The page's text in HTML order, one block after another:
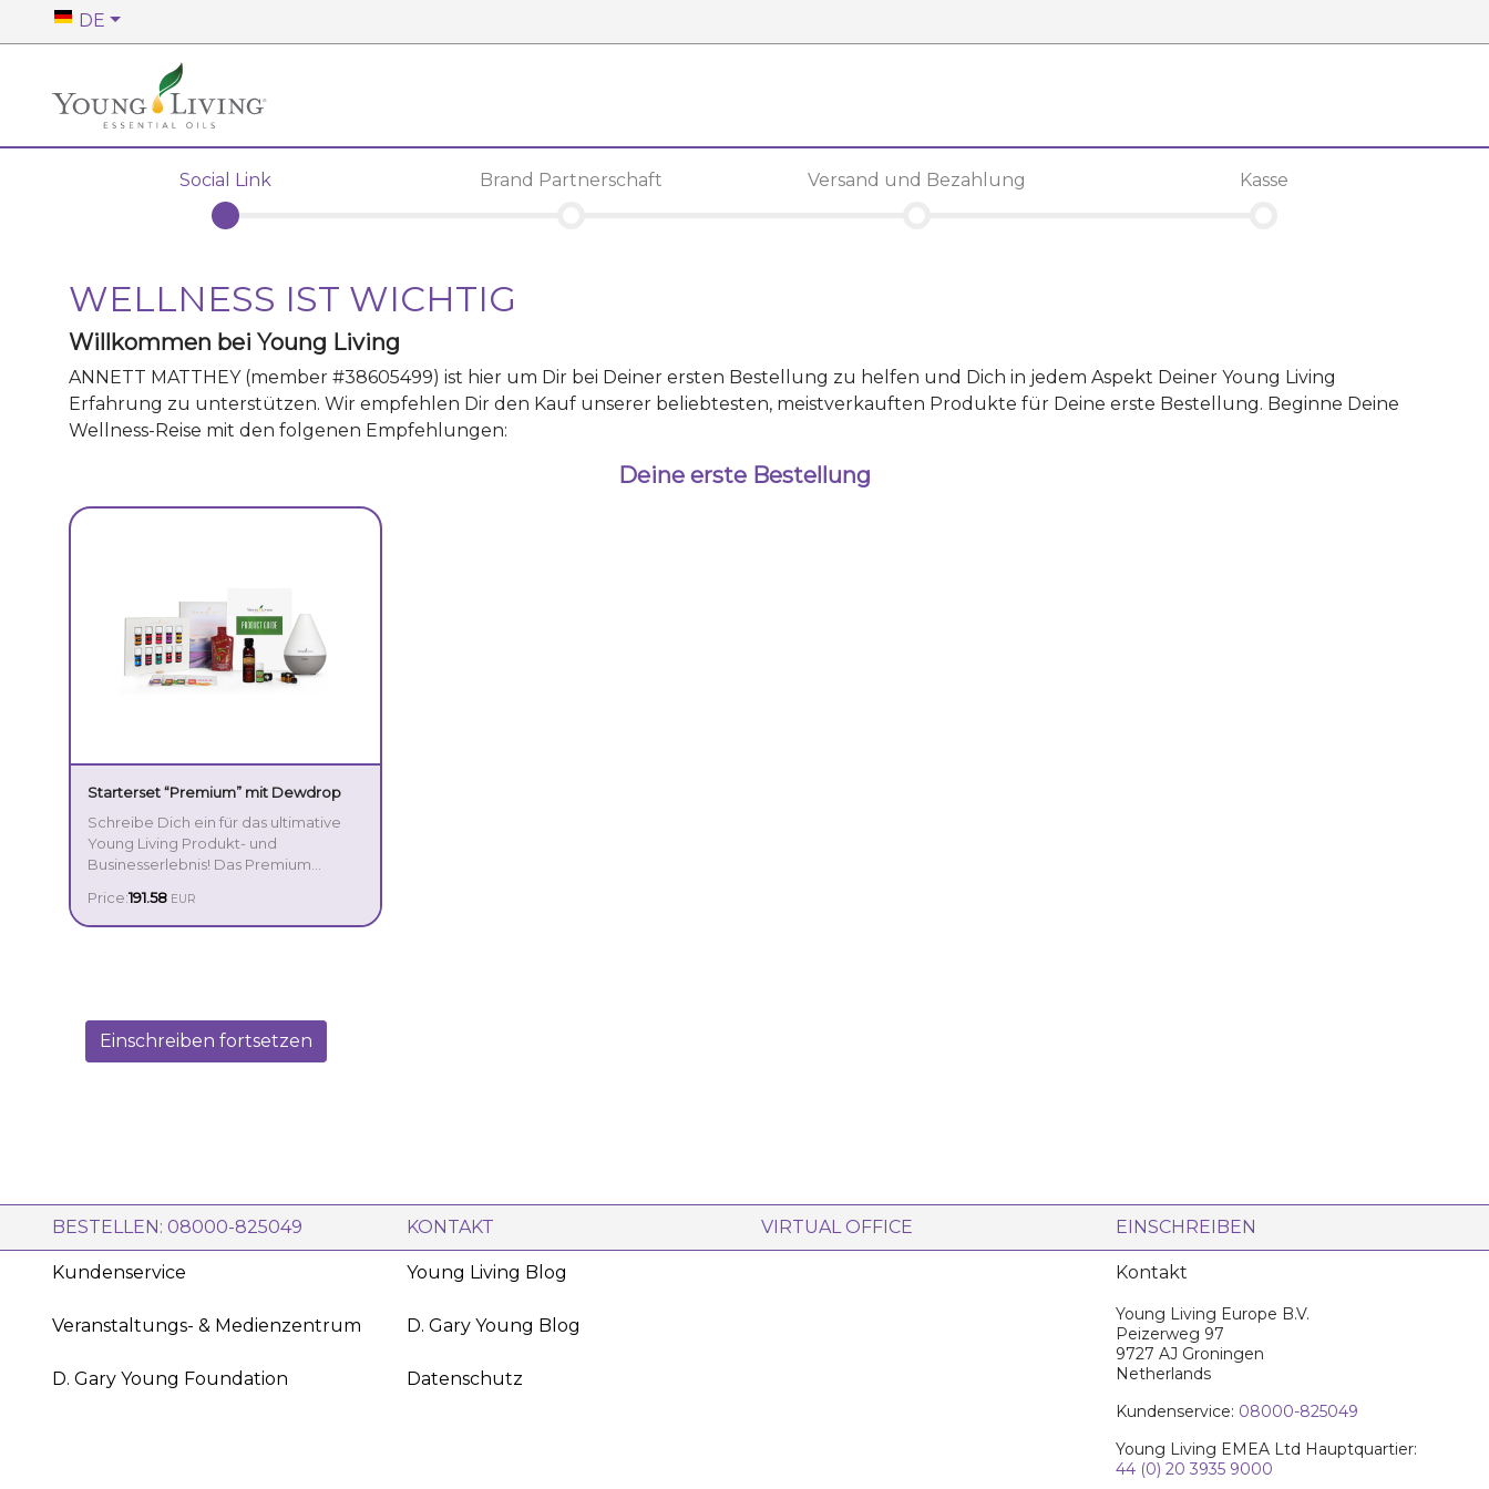
DE
Social Link Brand Partnerschaft Versand und Bezahlung Kasse
WELLNESS IST WICHTIG
Willkommen bei Young Living
ANNETT MATTHEY(member #38605499) ist hier um Dir bei Deiner ersten Bestellung zu helfen und Dich in jedem Aspekt Deiner Young Living
Erfahrung zu unterstützen. Wir empfehlen Dir den Kauf unserer beliebtesten, meistverkauften Produkte für Deine erste Bestellung. Beginne Deine
Wellness-Reise mit den folgenen Empfehlungen:
Deine erste Bestellung
Starterset “Premium” mit Dewdrop
Schreibe Dich ein für das ultimative
Young Living Produkt- und
Businesserlebnis! Das Premium
intuitive Einführung in die Welt der
ätherischen Öle und ist mit seinem
Price:191.58 EUR
Einschreiben fortsetzen
BESTELLEN: 08000-825049 KONTAKT VIRTUAL OFFICE EINSCHREIBEN
Kundenservice
Veranstaltungs- & Medienzentrum
D. Gary Young Foundation
Young Living Blog
D. Gary Young Blog
Datenschutz
Kontakt
Young Living Europe B.V.
Peizerweg 97
9727 AJ Groningen
Netherlands
Kundenservice: 08000-825049
Young Living EMEA Ltd Hauptquartier:
44 (0) 20 3935 9000